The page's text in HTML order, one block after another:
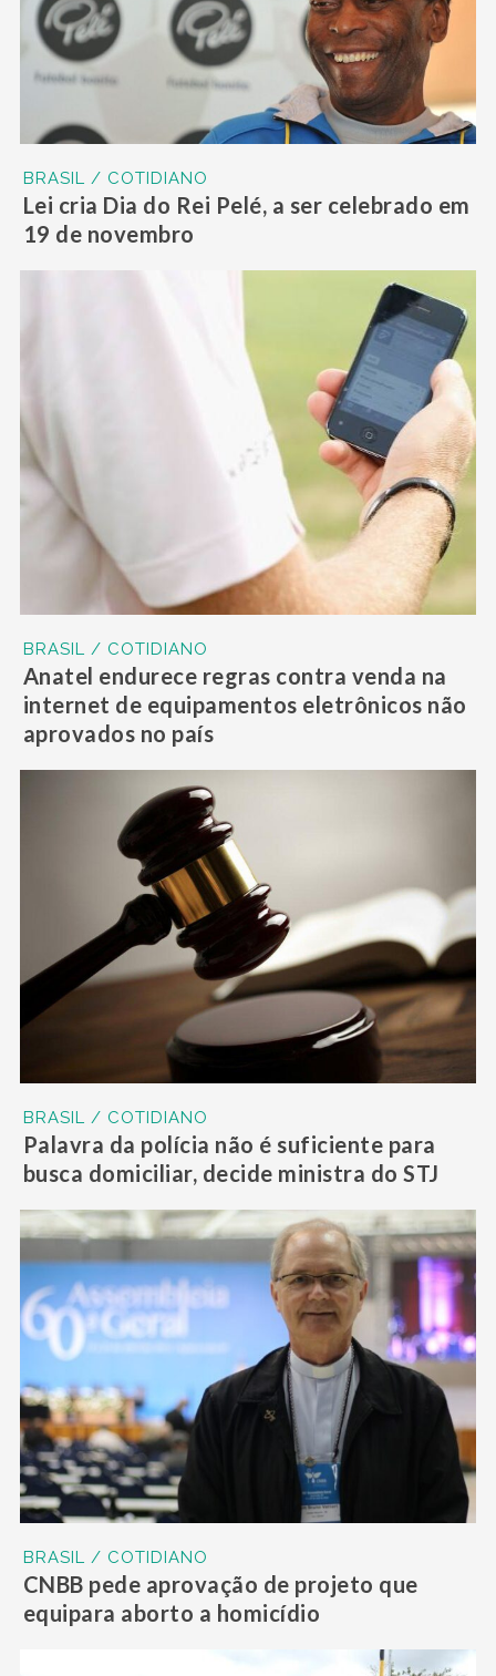
BRASIL / COTIDIANO
Lei cria Dia do Rei Pelé, a ser celebrado em
19 de novembro
BRASIL / COTIDIANO
Anatel endurece regras contra venda na
internet de equipamentos eletrônicos não
aprovados no país
BRASIL / COTIDIANO
Palavra da polícia não é suficiente para
busca domiciliar, decide ministra do STJ
BRASIL / COTIDIANO
CNBB pede aprovação de projeto que
equipara aborto a homicídio